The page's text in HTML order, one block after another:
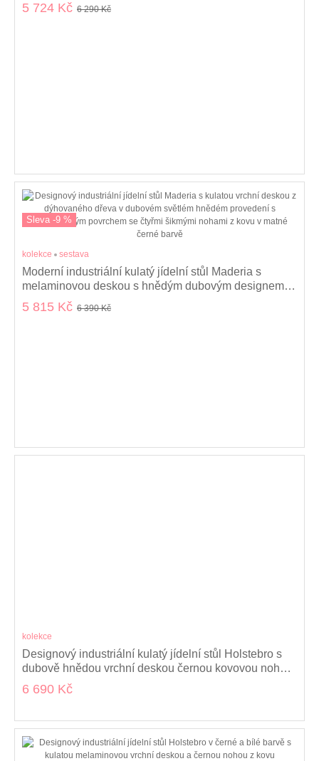
5 724 Kč 6 290 Kč
Sleva -9 %
kolekce sestava
Moderní industriální kulatý jídelní stůl Maderia s
melaminovou deskou s hnědým dubovým designem a
černýma nohama 120 cm
5 815 Kč 6 390 Kč
kolekce
Designový industriální kulatý jídelní stůl Holstebro s
dubově hnědou vrchní deskou černou kovovou nohou
100 cm
6 690 Kč